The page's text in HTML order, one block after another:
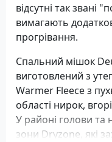
відсутні так звані
вимагають
прогрівання.
Спальний мішок
виготовлений з
Warmer Fleece з
області нирок,
У районі голови та
зони Dryzone, які